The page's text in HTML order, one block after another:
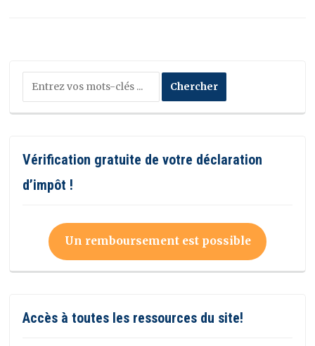
Vérification gratuite de votre déclaration
d’impôt !
Un remboursement est possible
Accès à toutes les ressources du site!